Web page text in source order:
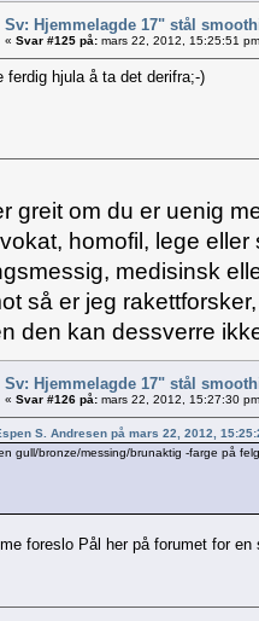
Sv: Hjemmelagde 17" stål
« Svar #125 på: mars 22, 2012, 15:25:51
ferdig hjula å ta det derifra;-)
greit om du er uenig
homofil, lege
medisinsk
så er jeg
den kan dessverre
Sv: Hjemmelagde 17" stål
« Svar #126 på: mars 22, 2012, 15:27:30
S. Andresen på mars 22, 2012,
gull/bronze/messing/brunaktig -farge på
foreslo Pål her på forumet for